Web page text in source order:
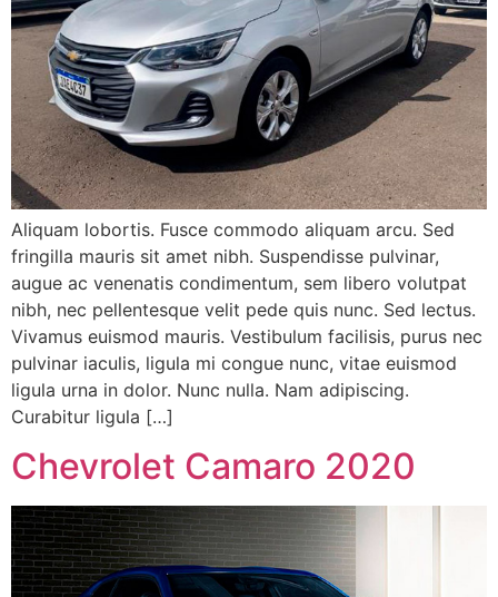
Aliquam lobortis. Fusce commodo aliquam arcu. Sed
fringilla mauris sit amet nibh. Suspendisse pulvinar,
augue ac venenatis condimentum, sem libero volutpat
nibh, nec pellentesque velit pede quis nunc. Sed lectus.
Vivamus euismod mauris. Vestibulum facilisis, purus nec
pulvinar iaculis, ligula mi congue nunc, vitae euismod
ligula urna in dolor. Nunc nulla. Nam adipiscing.
Curabitur ligula […]
Chevrolet Camaro 2020